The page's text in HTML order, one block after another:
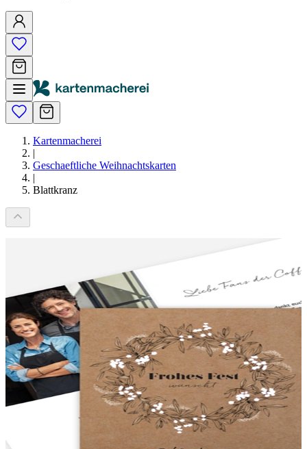
Kartenmacherei
|
Geschaeftliche Weihnachtskarten
|
Blattkranz